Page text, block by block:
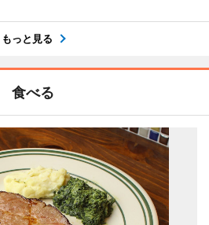
もっと見る
食べる